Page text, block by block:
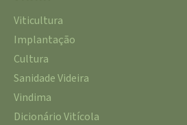
Viticultura
Implantação
Cultura
Sanidade Videira
Vindima
Dicionário Vitícola